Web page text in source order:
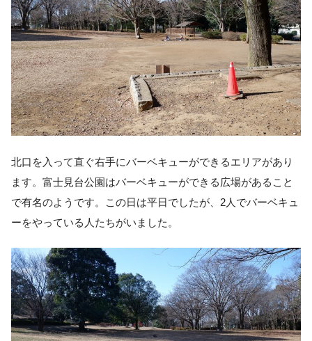
北口を入って直ぐ右手にバーベキューができるエリアがあり
ます。富士見台公園はバーベキューができる広場があること
で有名のようです。この日は平日でしたが、2人でバーベキュ
ーをやっている人たちがいました。